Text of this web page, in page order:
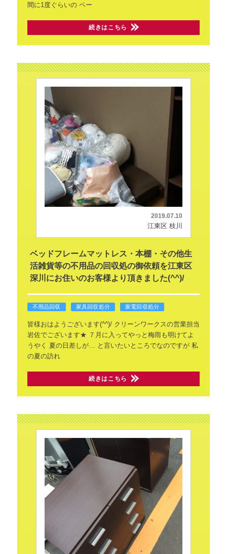
間に1度ぐらいのペー
続きはこちら
2019.07.10
江東区 枝川
ベッドフレームマットレス・本棚・その他生
活雑貨等の不用品の回収処の御依頼を江東区
深川にお住いのお客様より頂きました(^^)/
不用品回収 家具回収処分 家電回収処分
皆様おはようございます(^^)/クリーンワークスの営業担当
岩佐でございます★ ７月に入ってやっと梅雨も明けてよ
うやく
夏の日差しが… と言いたいところでなのですが私
の夏の訪れ
続きはこちら